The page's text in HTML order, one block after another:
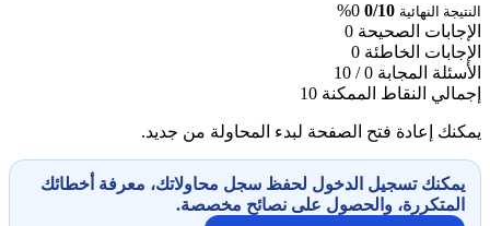
النتيجة النهائية 0/10
0%
الإجابات الصحيحة 0
الإجابات الخاطئة 0
الأسئلة المجابة 0 / 10
إجمالي النقاط الممكنة 10
يمكنك إعادة فتح الصفحة لبدء المحاولة من جديد.
يمكنك تسجيل الدخول لحفظ سجل محاولاتك، معرفة أخطائك
المتكررة، والحصول على نصائح مخصصة.